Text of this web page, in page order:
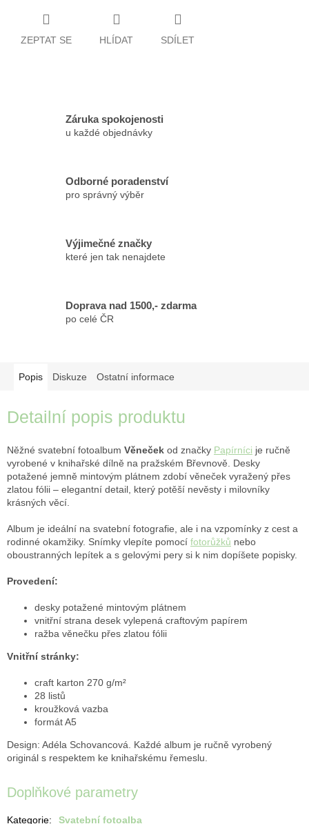
ZEPTAT SE HLÍDAT SDÍLET
Záruka spokojenosti
u každé objednávky
Odborné poradenství
pro správný výběr
Výjimečné značky
které jen tak nenajdete
Doprava nad 1500,- zdarma
po celé ČR
Popis Diskuze Ostatní informace
Detailní popis produktu
Něžné svatební fotoalbum Věneček od značky Papírníci je ručně
vyrobené v knihařské dílně na pražském Břevnově. Desky
potažené jemně mintovým plátnem zdobí věneček vyražený přes
zlatou fólii – elegantní detail, který potěší nevěsty i milovníky
krásných věcí.
Album je ideální na svatební fotografie, ale i na vzpomínky z cest a
rodinné okamžiky. Snímky vlepíte pomocí fotorůžků nebo
oboustranných lepítek a s gelovými pery si k nim dopíšete popisky.
Provedení:
desky potažené mintovým plátnem
vnitřní strana desek vylepená craftovým papírem
ražba věnečku přes zlatou fólii
Vnitřní stránky:
craft karton 270 g/m²
28 listů
kroužková vazba
formát A5
Design: Adéla Schovancová. Každé album je ručně vyrobený
originál s respektem ke knihařskému řemeslu.
Doplňkové parametry
Kategorie:
Svatební fotoalba